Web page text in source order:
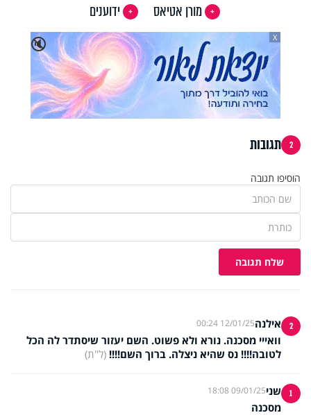
מורן אטיאס
ידוענים
🔇
X
2 תגובות
הוסיפו תגובה
שלח תגובה
2 אילנה12/01/25 00:24
וואייי מסכנה. נורא ולא פשוט. השם יעזור שיסתדר לה הכל
לטובה!!!! נס שהיא ניצלה. ברוך השם!!!! (ל"ת)
1 שני09/01/25 18:08
מסכנה